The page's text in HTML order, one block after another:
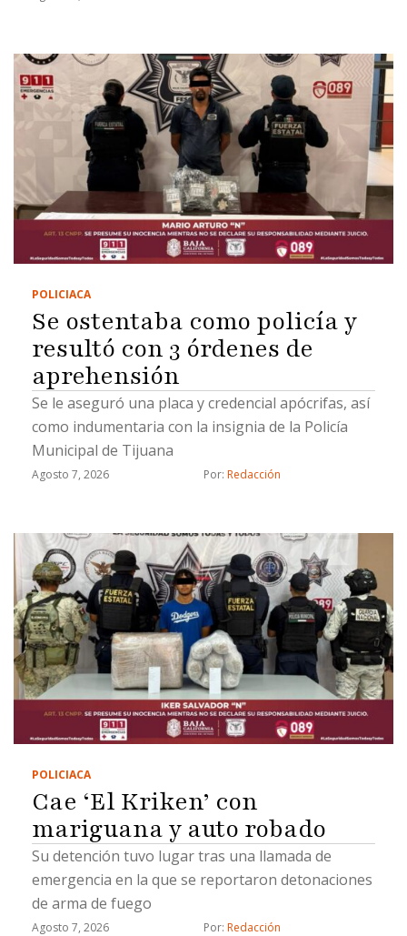
POLICIACA
Se ostentaba como policía y
resultó con 3 órdenes de
aprehensión
Se le aseguró una placa y credencial apócrifas, así
como indumentaria con la insignia de la Policía
Municipal de Tijuana
Agosto 7, 2026 Por: Redacción
POLICIACA
Cae ‘El Kriken’ con
mariguana y auto robado
Su detención tuvo lugar tras una llamada de
emergencia en la que se reportaron detonaciones
de arma de fuego
Agosto 7, 2026 Por: Redacción